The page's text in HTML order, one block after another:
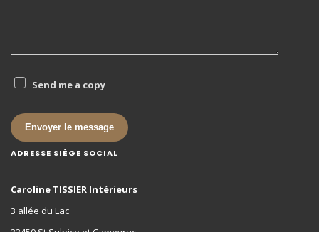
Send me a copy
Envoyer le message
ADRESSE SIÈGE SOCIAL
Caroline TISSIER Intérieurs
3 allée du Lac